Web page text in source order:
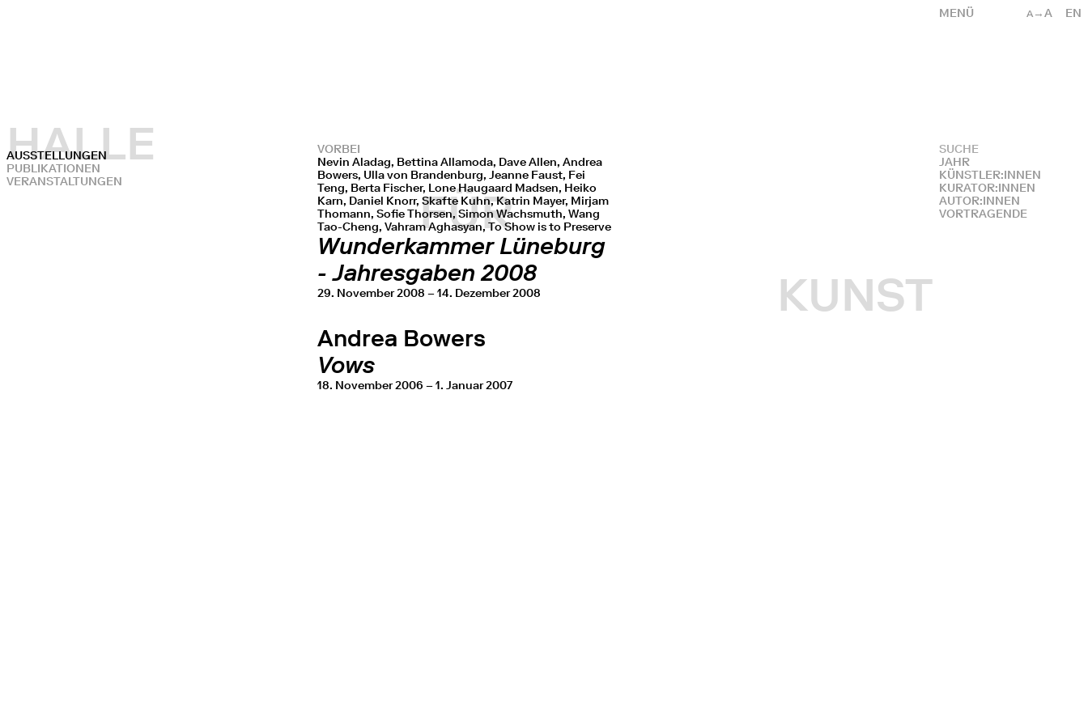
A →A EN
MENÜ
HALLE
FÜR
KUNST
AUSSTELLUNGEN
PUBLIKATIONEN
VERANSTALTUNGEN
JAHR
KÜNSTLER:INNEN
KURATOR:INNEN
AUTOR:INNEN
VORTRAGENDE
VORBEI
Nevin Aladag, Bettina Allamoda, Dave Allen, Andrea
Bowers, Ulla von Brandenburg, Jeanne Faust, Fei
Teng, Berta Fischer, Lone Haugaard Madsen, Heiko
Karn, Daniel Knorr, Skafte Kuhn, Katrin Mayer, Mirjam
Thomann, Sofie Thorsen, Simon Wachsmuth, Wang
Tao-Cheng, Vahram Aghasyan, To Show is to Preserve
Wunderkammer Lüneburg
- Jahresgaben 2008
29. November 2008 – 14. Dezember 2008
Andrea Bowers
Vows
18. November 2006 – 1. Januar 2007